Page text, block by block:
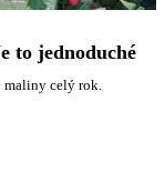
to jednoduché
celý rok.